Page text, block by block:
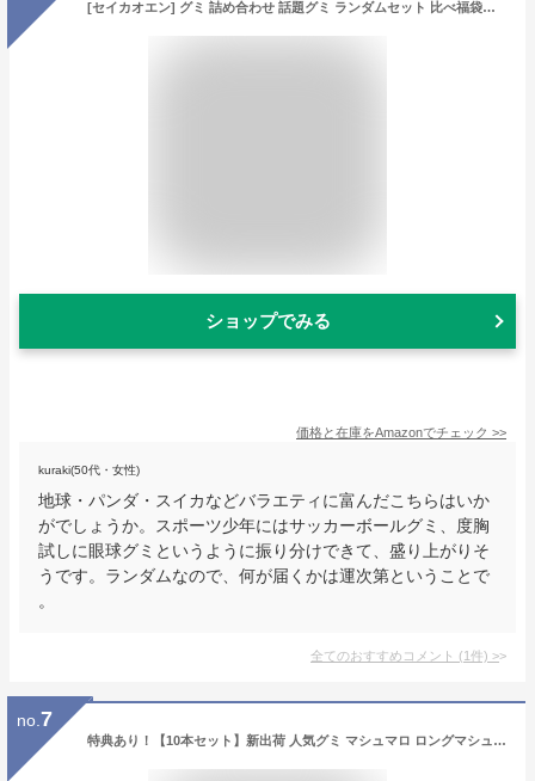
[セイカオエン] グミ 詰め合わせ 話題グミ ランダムセット 比べ福袋セット 地球グミ、目玉グミ、いちごグミ、スイカグミなど (2０個セット)
ショップでみる
価格と在庫をAmazonでチェック >>
kuraki(50代・女性)
地球・パンダ・スイカなどバラエティに富んだこちらはいか
がでしょうか。スポーツ少年にはサッカーボールグミ、度胸
試しに眼球グミというように振り分けできて、盛り上がりそ
うです。ランダムなので、何が届くかは運次第ということで
。
全てのおすすめコメント (1件) >
no. 7
特典あり！【10本セット】新出荷 人気グミ マシュマロ ロングマシュマロ串 35g/本 限定ASMR ソフトグミ Youtube insで話題 人気菓子 お菓子 キャンディ 可愛い ぐみセット 洋菓子 個包装 子供 小学生 女子 おもしろ こどもの日 子供の日 母の日 贈り物 プレゼント HBL-01